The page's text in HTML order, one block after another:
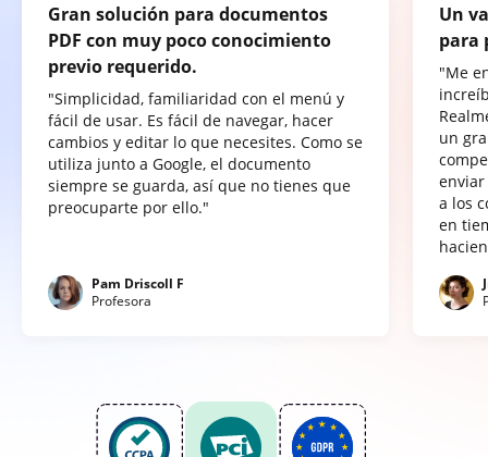
Gran solución para documentos
PDF con muy poco conocimiento
previo requerido.
"Simplicidad, familiaridad con el menú y
fácil de usar. Es fácil de navegar, hacer
cambios y editar lo que necesites. Como se
utiliza junto a Google, el documento
siempre se guarda, así que no tienes que
preocuparte por ello."
Pam Driscoll F
Profesora
Un
para
"Me
un
a los
en